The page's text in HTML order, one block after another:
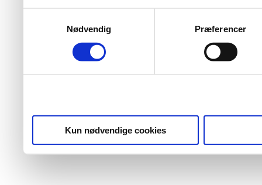
Nødvendig
Præferencer
Kun nødvendige cookies